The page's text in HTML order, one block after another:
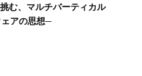
む、マルチバーティカル
アの思想─